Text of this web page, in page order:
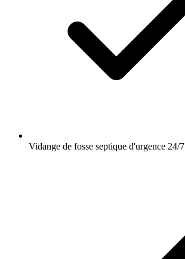
Vidange de fosse septique d'urgence 24/7